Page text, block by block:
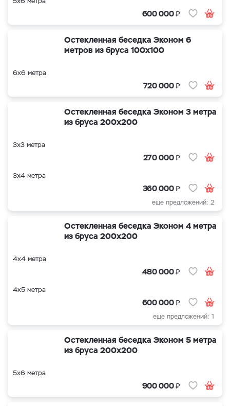
600 000₽
Остекленная беседка Эконом 6
метров из бруса 100х100
6х6 метра
720 000₽
Остекленная беседка Эконом 3 метра
из бруса 200х200
3х3 метра
270 000₽
3х4 метра
360 000₽
еще предложений: 2
Остекленная беседка Эконом 4 метра
из бруса 200х200
4х4 метра
480 000₽
4х5 метра
600 000₽
еще предложений: 1
Остекленная беседка Эконом 5 метра
из бруса 200х200
5х6 метра
900 000₽